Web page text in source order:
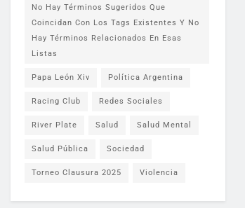
No Hay Términos Sugeridos Que
Coincidan Con Los Tags Existentes Y No
Hay Términos Relacionados En Esas
Listas
Papa León Xiv Política Argentina
Racing Club Redes Sociales
River Plate Salud Salud Mental
Salud Pública Sociedad
Torneo Clausura 2025 Violencia